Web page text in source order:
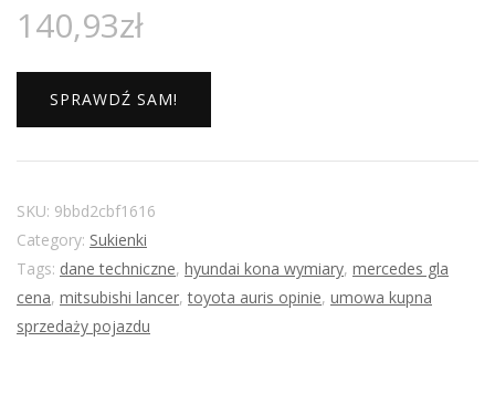
140,93zł
SPRAWDŹ SAM!
SKU: 9bbd2cbf1616
Category: Sukienki
Tags: dane techniczne, hyundai kona wymiary, mercedes gla
cena, mitsubishi lancer,toyota auris opinie, umowa kupna
sprzedaży pojazdu